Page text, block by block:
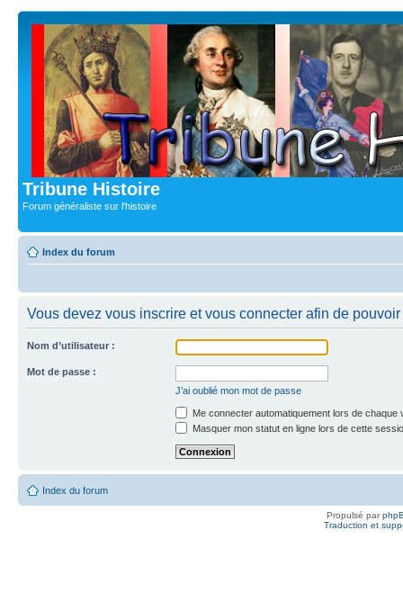
Tribune Histoire
Forum généraliste sur l'histoire
Index du forum
Vous devez vous inscrire et vous connecter afin de
Nom d’utilisateur :
Mot de passe :
J’ai oublié mon mot de passe
Me connecter automatiquement lors de chaque
Masquer mon statut en ligne lors de cette
Index du forum
Propulsé par
Traduction et